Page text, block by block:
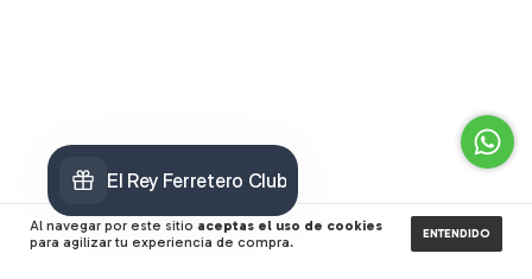
Al navegar por este sitio aceptas el uso de cookies
para agilizar tu experiencia de compra.
ENTENDIDO